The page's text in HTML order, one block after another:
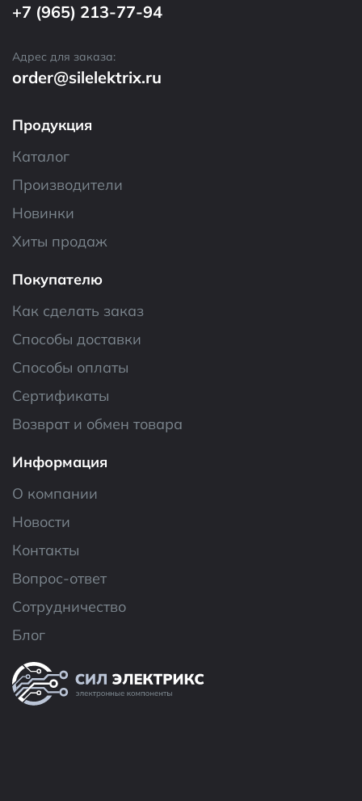
+7 (965) 213-77-94
Адрес для заказа:
order@silelektrix.ru
Продукция
Каталог
Производители
Новинки
Хиты продаж
Покупателю
Как сделать заказ
Способы доставки
Способы оплаты
Сертификаты
Возврат и обмен товара
Информация
О компании
Новости
Контакты
Вопрос-ответ
Сотрудничество
Блог